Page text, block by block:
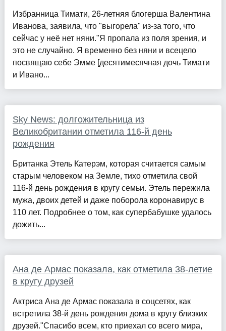
Избранница Тимати, 26-летняя блогерша Валентина
Иванова, заявила, что "выгорела" из-за того, что
сейчас у неё нет няни."Я пропала из поля зрения, и
это не случайно. Я временно без няни и всецело
посвящаю себе Эмме [десятимесячная дочь Тимати
и Ивано...
Sky News: долгожительница из
Великобритании отметила 116-й день
рождения
Британка Этель Катерэм, которая считается самым
старым человеком на Земле, тихо отметила свой
116-й день рождения в кругу семьи. Этель пережила
мужа, двоих детей и даже поборола коронавирус в
110 лет. Подробнее о том, как супербабушке удалось
дожить...
Ана де Армас показала, как отметила 38-летие
в кругу друзей
Актриса Ана де Армас показала в соцсетях, как
встретила 38-й день рождения дома в кругу близких
друзей."Спасибо всем, кто приехал со всего мира,